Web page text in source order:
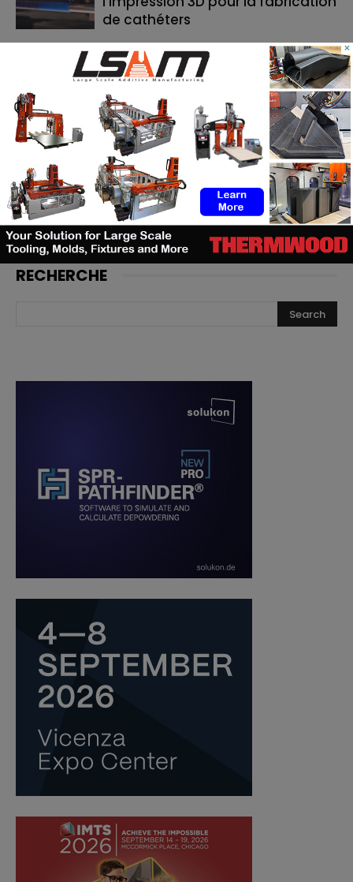
de cathéters
Le bon moment en FA : quand les
fabricants de machines doivent
lancer, et quand les utilisateurs
doivent investir
Cavan Sullivan inaugure les
toutes premières chaussures de
football adidas imprimées en 3D
RECHERCHE
×